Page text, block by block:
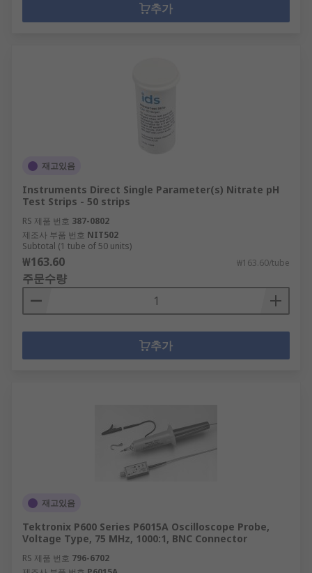
추가
재고있음
Instruments Direct Single Parameter(s) Nitrate pH
Test Strips - 50 strips
RS 제품 번호 387-0802
제조사 부품 번호 NIT502
Subtotal (1 tube of 50 units)
₩163.60 ₩163.60/tube
주문수량
추가
재고있음
Tektronix P600 Series P6015A Oscilloscope Probe,
Voltage Type, 75 MHz, 1000:1, BNC Connector
RS 제품 번호 796-6702